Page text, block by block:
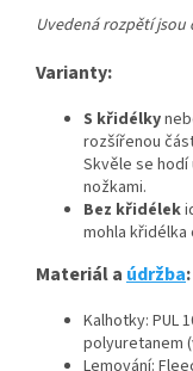
Uvedená rozpětí
Varianty:
S křidélky
rozšířenou
Skvěle se
nožkami.
Bez křidélek
mohla křidélka
Materiál a údržba:
Kalhotky: PUL
polyuretanem